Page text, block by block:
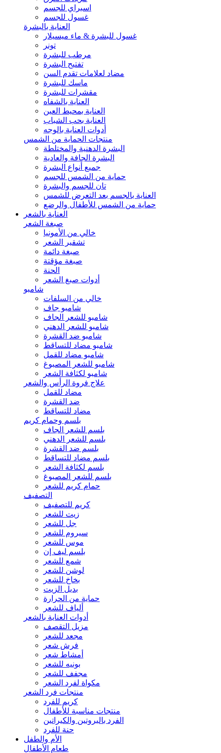
اسبراي للجسم
غسول للجسم
العناية بالبشرة
غسول للبشرة & ماء ميسيلار
تونر
مرطب للبشرة
تفتيح البشرة
مضاد لعلامات تقدم السن
ماسك للبشرة
مقشرات للبشرة
العناية بالشفاه
العناية بمحيط العين
العناية بحب الشباب
أدوات العناية بالوجه
منتجات الحماية من الشمس
البشرة الدهنية والمختلطة
البشرة الجافة والعادية
جميع أنواع البشرة
حماية من الشمس للجسم
تان للجسم والبشرة
العناية بالجسم بعد التعرض للشمس
حماية من الشمس للأطفال والرضع
العناية بالشعر
صبغة الشعر
خالي من الأمونيا
تشقير الشعر
صبغة دائمة
صبغة مؤقتة
الحنة
أدوات صبغ الشعر
شامبو
خالي من السلفات
شامبو جاف
شامبو للشعر الجاف
شامبو للشعر الدهني
شامبو ضد القشرة
شامبو مضاد للتساقط
شامبو مضاد للقمل
شامبو للشعر المصبوغ
شامبو لكثافة الشعر
علاج فروة الرأس والشعر
مضاد للقمل
ضد القشرة
مضاد للتساقط
بلسم وحمام كريم
بلسم للشعر الجاف
بلسم للشعر الدهني
بلسم ضد القشرة
بلسم مضاد للتساقط
بلسم لكثافة الشعر
بلسم للشعر المصبوغ
حمام كريم للشعر
التصفيف
كريم للتصفيف
زيت للشعر
جل للشعر
سيروم للشعر
موس للشعر
بلسم ليف إن
شمع للشعر
لوشن للشعر
بخاخ للشعر
بديل الزيت
حماية من الحرارة
ألياف للشعر
أدوات العناية بالشعر
مزيل التقصف
مجعد للشعر
فرش شعر
أمشاط شعر
بونيه للشعر
مجفف للشعر
مكواة لفرد الشعر
منتجات فرد الشعر
كريم للفرد
منتجات مناسبة للأطفال
الفرد بالبروتين والكيراتين
حنة للفرد
الأم والطفل
طعام الأطفال